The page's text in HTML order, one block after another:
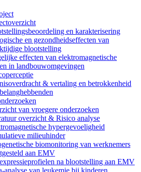
en karakterisering
en gezondheidseffecten van
blootstelling
effecten van elektromagnetische
in landbouwomgevingen
& vertaling en betrokkenheid
van vroegere onderzoeken
overzicht & Risico analyse
hypergevoeligheid
milieuhinder
biomonitoring van werknemers
aan EMV
na blootstelling aan EMV
analyse van leukemie bij kinderen